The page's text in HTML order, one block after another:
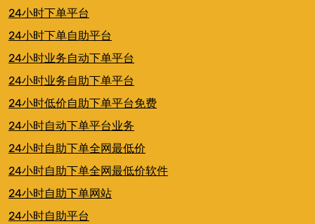
24小时下单平台
24小时下单自助平台
24小时业务自动下单平台
24小时业务自助下单平台
24小时低价自助下单平台免费
24小时自动下单平台业务
24小时自助下单全网最低价
24小时自助下单全网最低价软件
24小时自助下单网站
24小时自助平台